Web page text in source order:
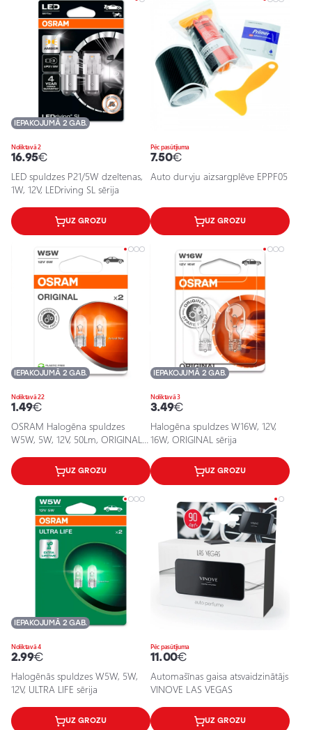
Noliktavā 2
IEPAKOJUMĀ 2 GAB.
16.95€
LED spuldzes P21/5W dzeltenas,
1W, 12V, LEDriving SL sērija
UZ GROZU
Pēc pasūtījuma
7.50€
Auto durvju aizsargplēve EPPF05
UZ GROZU
Noliktavā 22
IEPAKOJUMĀ 2 GAB.
1.49€
OSRAM Halogēna spuldzes
W5W, 5W, 12V, 50Lm, ORIGINAL
UZ GROZU
Noliktavā 3
IEPAKOJUMĀ 2 GAB.
3.49€
Halogēna spuldzes W16W, 12V,
16W, ORIGINAL sērija
UZ GROZU
Noliktavā 4
IEPAKOJUMĀ 2 GAB.
2.99€
Halogēnās spuldzes W5W, 5W,
12V, ULTRA LIFE sērija
UZ GROZU
Pēc pasūtījuma
11.00€
Automašīnas gaisa atsvaidzinātājs
VINOVE LAS VEGAS
UZ GROZU